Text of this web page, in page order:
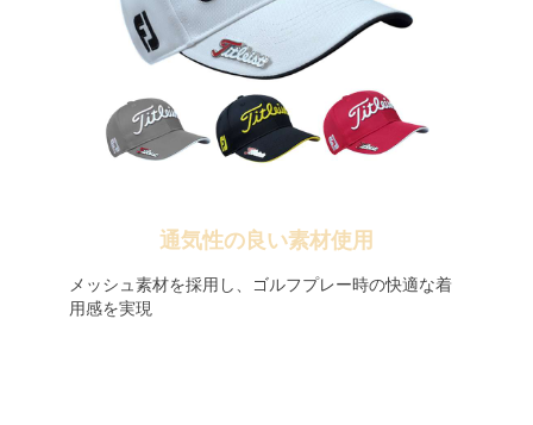
通気性の良い素材使用
メッシュ素材を採用し、ゴルフプレー時の快適な着
用感を実現